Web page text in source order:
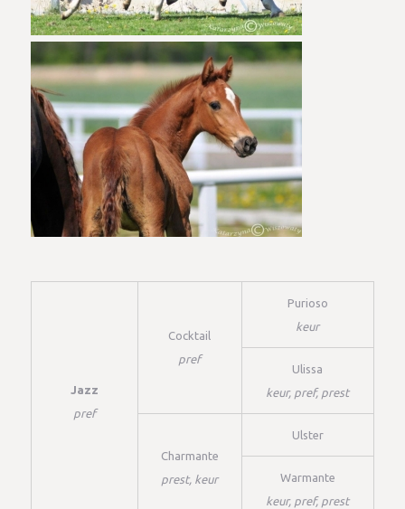
Jazz
pref
Cocktail
pref
Purioso
keur
Ulissa
keur, pref, prest
Charmante
prest, keur
Ulster
Warmante
keur, pref, prest